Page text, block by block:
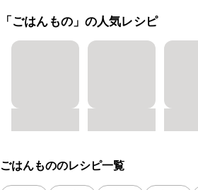
「ごはんもの」の人気レシピ
ごはんもののレシピ一覧